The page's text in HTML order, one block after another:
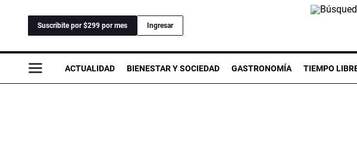
Suscribite por $299 por mes Ingresar
ACTUALIDAD BIENESTAR Y SOCIEDAD GASTRONOMÍA TIEMPO